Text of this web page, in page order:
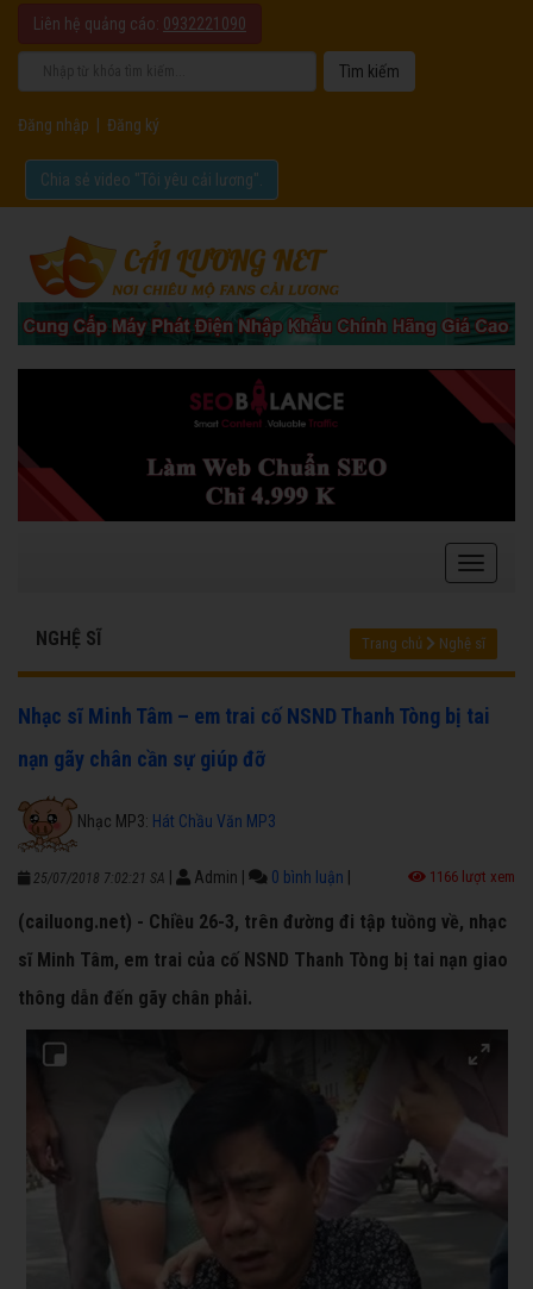
Liên hệ quảng cáo: 0932221090
Đăng nhập Đăng ký
Chia sẻ video "Tôi yêu cải lương".
NGHỆ SĨ Trang chủ Nghệ sĩ
Nhạc sĩ Minh Tâm – em trai cố NSND Thanh Tòng bị tai
nạn gãy chân cần sự giúp đỡ
Nhạc MP3: Hát Chầu Văn MP3
25/07/2018 7:02:21 SA Admin 0 bình luận 1166 lượt xem
(cailuong.net) - Chiều 26-3, trên đường đi tập tuồng về, nhạc
sĩ Minh Tâm, em trai của cố NSND Thanh Tòng bị tai nạn giao
thông dẫn đến gãy chân phải.